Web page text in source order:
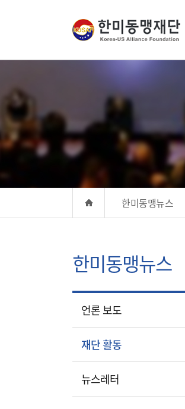
한미동맹뉴스
한미동맹뉴스
언론 보도
재단 활동
뉴스레터